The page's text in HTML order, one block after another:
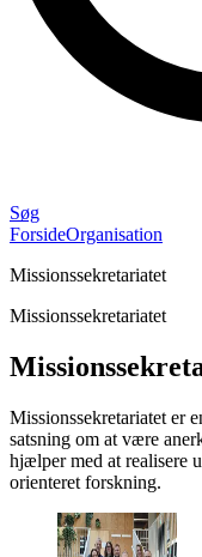
Søg
ForsideOrganisation
Missionssekretariatet
Missionssekretariatet
Missionssekretariatet er
satsning om at være
hjælper med at realisere
orienteret forskning.